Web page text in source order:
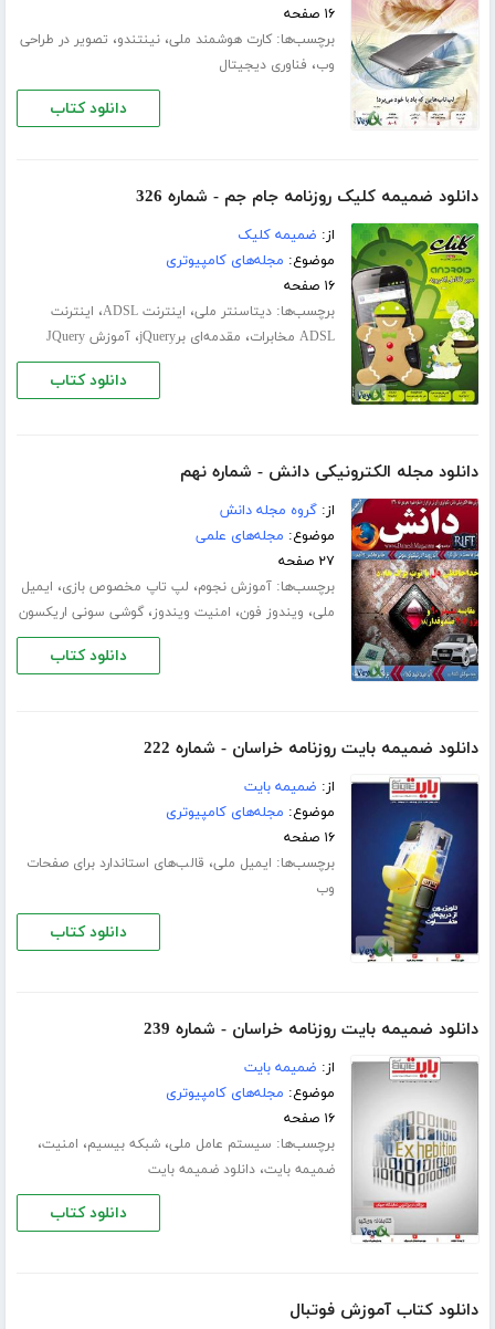
۱۶ صفحه
برچسب‌ها:کارت هوشمند ملی،نینتندو، تصویر در طراحی
وب، فناوری دیجیتال
دانلود کتاب
دانلود ضمیمه کلیک روزنامه جام جم - شماره 326
از: ضمیمه کلیک
موضوع: مجله‌های کامپیوتری
۱۶ صفحه
برچسب‌ها:دیتاسنتر ملی، اینترنت ADSL ، اینترنت
ADSL مخابرات
، مقدمه‌ای برjQuery ،آموزش JQuery
دانلود کتاب
دانلود مجله الکترونیکی دانش - شماره نهم
از:گروه مجله دانش
موضوع: مجله‌های علمی
۲۷ صفحه
برچسب‌ها:آموزش نجوم، لپ تاپ مخصوص بازی، ایمیل
ملی، ویندوز فون، امنیت ویندوز،گوشی سونی اریکسون
دانلود کتاب
دانلود ضمیمه بایت روزنامه خراسان - شماره 222
از: ضمیمه بایت
موضوع: مجله‌های کامپیوتری
۱۶ صفحه
برچسب‌ها: ایمیل ملی، قالب‌های استاندارد برای صفحات
وب
دانلود کتاب
دانلود ضمیمه بایت روزنامه خراسان - شماره 239
از: ضمیمه بایت
موضوع: مجله‌های کامپیوتری
۱۶ صفحه
برچسب‌ها: سیستم عامل ملی،شبکه بیسیم، امنیت،
ضمیمه بایت،دانلود ضمیمه بایت
دانلود کتاب
دانلود کتاب آموزش فوتبال